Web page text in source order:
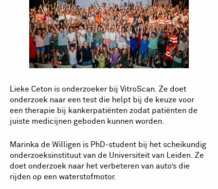
Lieke Ceton is onderzoeker bij VitroScan. Ze doet
onderzoek naar een test die helpt bij de keuze voor
een therapie bij kankerpatiënten zodat patiënten de
juiste medicijnen geboden kunnen worden.
Marinka de Willigen is PhD-student bij het scheikundig
onderzoeksinstituut van de Universiteit van Leiden. Ze
doet onderzoek naar het verbeteren van auto’s die
rijden op een waterstofmotor.